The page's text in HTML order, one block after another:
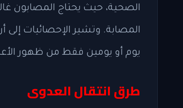
الصحية، حيث يحتاج المصابون
المصابة. وتشير الإحصائيات
يوم أو يومين فقط من ظهور
طرق انتقال العدوى